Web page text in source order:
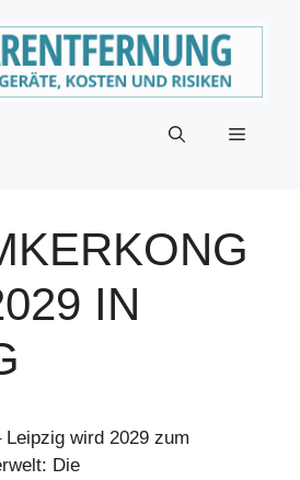
Menü
IN
wird 2029 zum
Die